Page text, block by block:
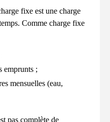
fixe est une charge
Comme charge fixe
emprunts ;
mensuelles (eau,
pas complète de